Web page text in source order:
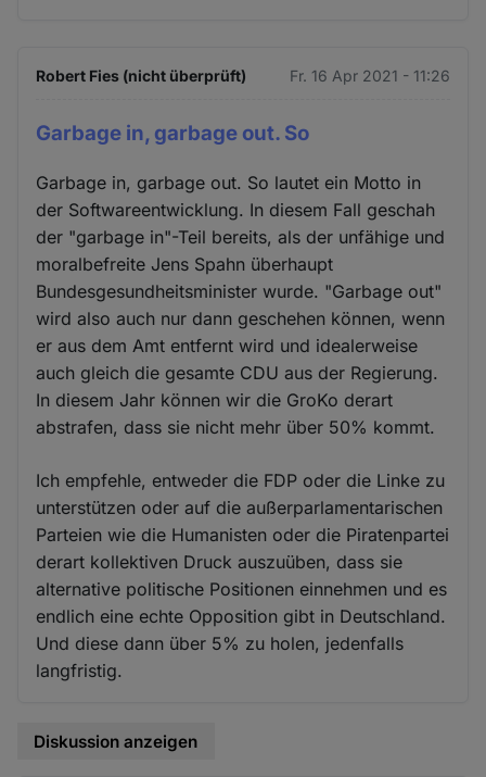
Robert Fies (nicht überprüft) Fr. 16 Apr 2021 - 11:26
Garbage in, garbage out. So
Garbage in, garbage out. So lautet ein Motto in
der Softwareentwicklung. In diesem Fall geschah
der "garbage in"-Teil bereits, als der unfähige und
moralbefreite Jens Spahn überhaupt
Bundesgesundheitsminister wurde. "Garbage out"
wird also auch nur dann geschehen können, wenn
er aus dem Amt entfernt wird und idealerweise
auch gleich die gesamte CDU aus der Regierung.
In diesem Jahr können wir die GroKo derart
abstrafen, dass sie nicht mehr über 50% kommt.
Ich empfehle, entweder die FDP oder die Linke zu
unterstützen oder auf die außerparlamentarischen
Parteien wie die Humanisten oder die Piratenpartei
derart kollektiven Druck auszuüben, dass sie
alternative politische Positionen einnehmen und es
endlich eine echte Opposition gibt in Deutschland.
Und diese dann über 5% zu holen, jedenfalls
langfristig.
Diskussion anzeigen